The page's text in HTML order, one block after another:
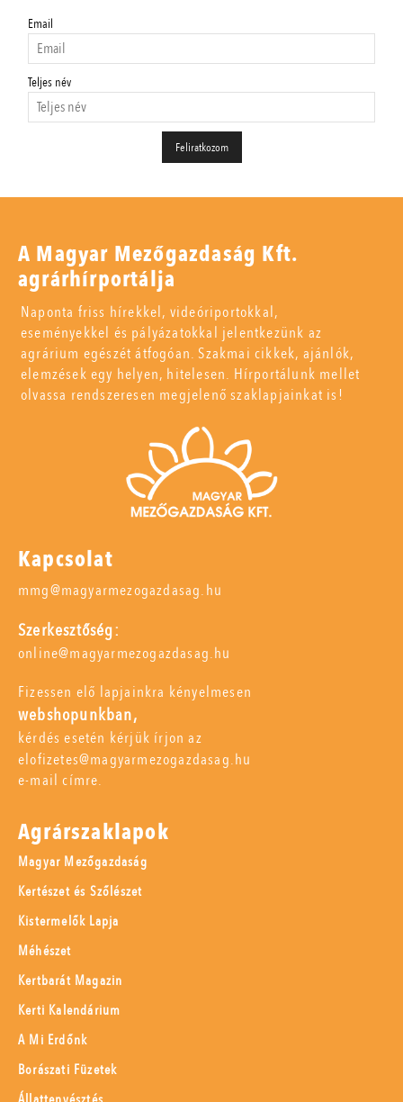
Email
Teljes név
A Magyar Mezőgazdaság Kft.
agrárhírportálja
Naponta friss hírekkel, videóriportokkal,
eseményekkel és pályázatokkal jelentkezünk az
agrárium egészét átfogóan. Szakmai cikkek, ajánlók,
elemzések egy helyen, hitelesen. Hírportálunk mellet
olvassa rendszeresen megjelenő szaklapjainkat is!
Kapcsolat
mmg@magyarmezogazdasag.hu
Szerkesztőség:
online@magyarmezogazdasag.hu
Fizessen elő lapjainkra kényelmesen
webshopunkban,
kérdés esetén kérjük írjon az
elofizetes@magyarmezogazdasag.hu
e-mail címre.
Agrárszaklapok
Magyar Mezőgazdaság
Kertészet és Szőlészet
Kistermelők Lapja
Méhészet
Kertbarát Magazin
Kerti Kalendárium
A Mi Erdőnk
Borászati Füzetek